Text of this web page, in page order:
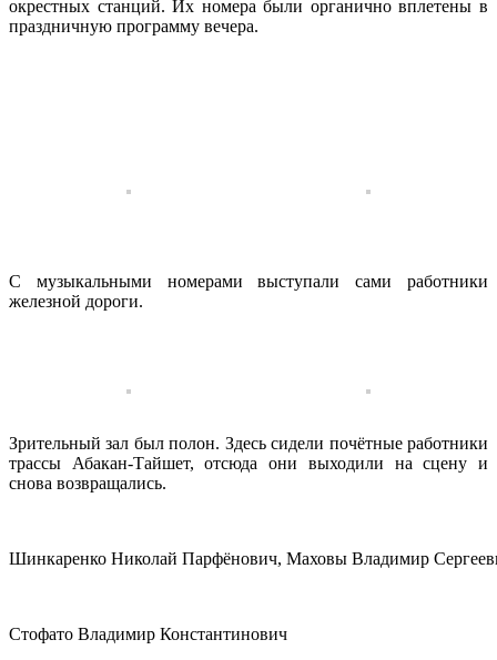
окрестных станций. Их номера были органично вплетены в
праздничную программу вечера.
С музыкальными номерами выступали сами работники
железной дороги.
Зрительный зал был полон. Здесь сидели почётные работники
трассы Абакан-Тайшет, отсюда они выходили на сцену и
снова возвращались.
Шинкаренко Николай Парфёнович, Маховы Владимир
Стофато Владимир Константинович